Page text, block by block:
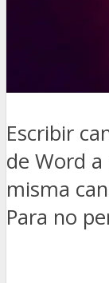
Escribir
de Word
misma
Para no